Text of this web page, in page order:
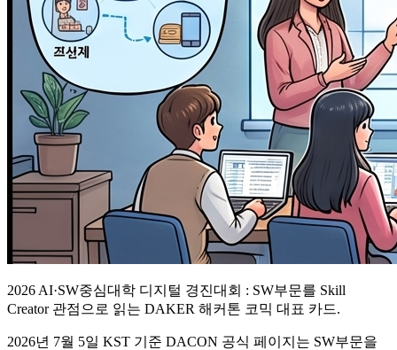
2026 AI·SW중심대학 디지털 경진대회 : SW부문를 Skill
Creator 관점으로 읽는 DAKER 해커톤 코믹 대표 카드.
2026년 7월 5일 KST 기준 DACON 공식 페이지는 SW부문을